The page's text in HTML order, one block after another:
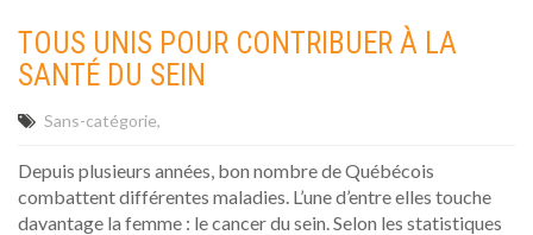
TOUS UNIS POUR CONTRIBUER À LA
SANTÉ DU SEIN
Sans-catégorie
Depuis plusieurs années, bon nombre de Québécois
combattent différentes maladies. L’une d’entre elles touche
davantage la femme : le cancer du sein. Selon les statistiques